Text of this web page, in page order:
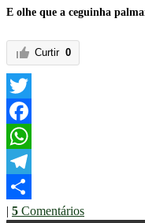
E olhe que a ceguinha
Curtir 0
Twitter
Facebook
WhatsApp
Telegram
Share
| 5 Comentários